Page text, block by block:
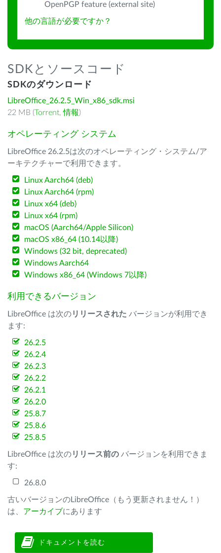
OpenPGP feature (external site)
他の言語が必要ですか？
SDKとソースコード
SDKのダウンロード
LibreOffice_26.2.5_Win_x86_sdk.msi
22 MB (Torrent,情報)
オペレーティング システム
LibreOffice 26.2.5は次のオペレーティング・システム/ア
ーキテクチャーで利用できます。
Linux Aarch64 (deb)
Linux Aarch64 (rpm)
Linux x64 (deb)
Linux x64 (rpm)
macOS (Aarch64/Apple Silicon)
macOS x86_64 (10.14以降)
Windows (32 bit, deprecated)
Windows Aarch64
Windows x86_64 (Windows 7以降)
利用できるバージョン
LibreOffice は次のリリースされた バージョンが利用でき
ます:
26.2.5
26.2.4
26.2.3
26.2.2
26.2.1
26.2.0
25.8.7
25.8.6
25.8.5
LibreOffice は次のリリース前の バージョンを利用できま
す:
26.8.0
古いバージョンのLibreOffice（もう更新されません！）
は、 アーカイブにあります
ドキュメントを読む